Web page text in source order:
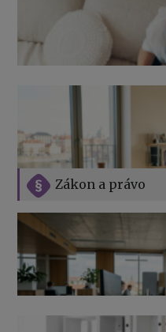
Zákon a právo
Jak na podnikání při
Přehledy pro OSSZ a
v roce 2026